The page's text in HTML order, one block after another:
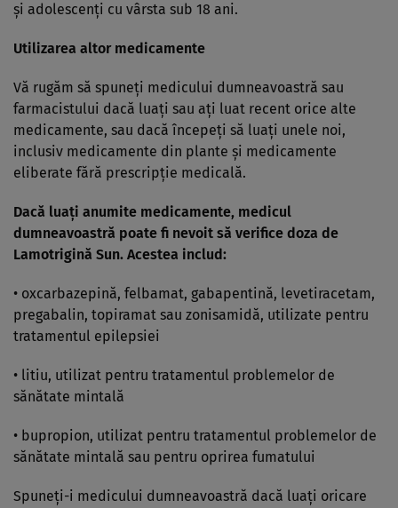
şi adolescenţi cu vârsta sub 18 ani.
Utilizarea altor medicamente
Vă rugăm să spuneţi medicului dumneavoastră sau
farmacistului dacă luaţi sau aţi luat recent orice alte
medicamente, sau dacă începeţi să luaţi unele noi,
inclusiv medicamente din plante şi medicamente
eliberate fără prescripţie medicală.
Dacă luaţi anumite medicamente, medicul
dumneavoastră poate fi nevoit să verifice doza de
Lamotrigină Sun. Acestea includ:
• oxcarbazepină, felbamat, gabapentină, levetiracetam,
pregabalin, topiramat sau zonisamidă, utilizate pentru
tratamentul epilepsiei
• litiu, utilizat pentru tratamentul problemelor de
sănătate mintală
• bupropion, utilizat pentru tratamentul problemelor de
sănătate mintală sau pentru oprirea fumatului
Spuneţi-i medicului dumneavoastră dacă luaţi oricare